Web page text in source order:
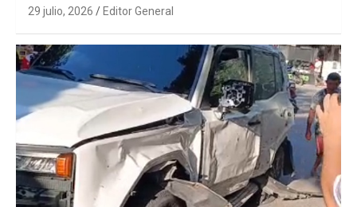
29 julio, 2026 Editor General